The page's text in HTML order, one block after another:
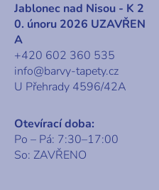
Jablonec nad Nisou - K 2
0. únoru 2026 UZAVŘEN
A
+420 602 360 535
info@barvy-tapety.cz
U Přehrady 4596/42A
Otevírací doba:
Po – Pá: 7:30–17:00
So: ZAVŘENO